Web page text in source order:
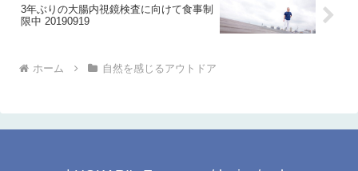
3年ぶりの大腸内視鏡検査に向けて食事制
限中 20190919
ホーム 自然を感じるアウトドア